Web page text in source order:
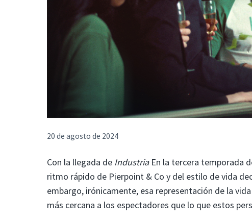
20 de agosto de 2024
Con la llegada de IndustriaEn la tercera temporada
ritmo rápido de Pierpoint & Co y del estilo de vida
embargo, irónicamente, esa representación de la
más cercana a los espectadores que lo que estos